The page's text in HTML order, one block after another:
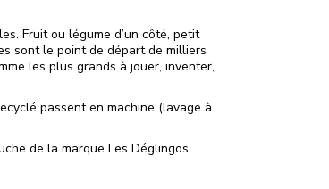
Fruit ou légume d’un côté, petit
sont le point de départ de milliers
les plus grands à jouer, inventer,
passent en machine (lavage à
de la marque Les Déglingos.